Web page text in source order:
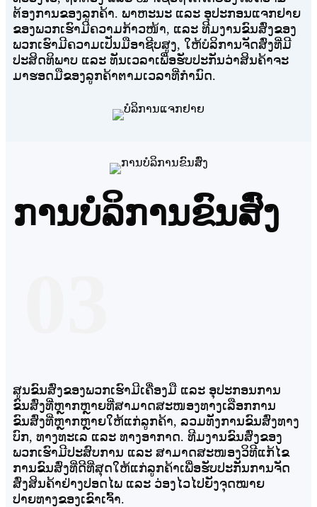
ຕ້ອງການຂອງລູກຄ້າ. ພາຫະນະ ແລະ ອຸປະກອນແຈກຢາຍ
ຂອງພວກເຮົາມີຄວາມກ້າວໜ້າ, ແລະ ທີມງານຂົນສົ່ງຂອງ
ພວກເຮົາມີຄວາມເປັນມືອາຊີບສູງ, ໃຫ້ບໍລິການຈັດສົ່ງທີ່ມີ
ປະສິດທິພາບ ແລະ ທັນເວລາເພື່ອຮັບປະກັນວ່າສິນຄ້າຈະ
ມາຮອດມືຂອງລູກຄ້າຕາມເວລາທີ່ກຳນົດ.
ການບໍລິການຂົນສົ່ງ
ສູນຂົນສົ່ງຂອງພວກເຮົາມີເຄື່ອງມື ແລະ ອຸປະກອນການ
ຂົນສົ່ງທີ່ຫຼາກຫຼາຍທີ່ສາມາດສະໜອງທາງເລືອກການ
ຂົນສົ່ງທີ່ຫຼາກຫຼາຍໃຫ້ແກ່ລູກຄ້າ, ລວມທັງການຂົນສົ່ງທາງ
ບົກ, ທາງທະເລ ແລະ ທາງອາກາດ. ທີມງານຂົນສົ່ງຂອງ
ພວກເຮົາມີປະສົບການ ແລະ ສາມາດສະໜອງວິທີແກ້ໄຂ
ການຂົນສົ່ງທີ່ດີທີ່ສຸດໃຫ້ແກ່ລູກຄ້າເພື່ອຮັບປະກັນການຈັດ
ສົ່ງສິນຄ້າຢ່າງປອດໄພ ແລະ ວ່ອງໄວໄປຍັງຈຸດໝາຍ
ປາຍທາງຂອງເຂົາເຈົ້າ.